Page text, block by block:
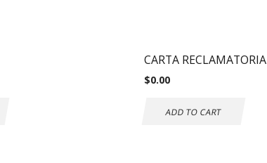
CARTA RECLAMATORIA
$0.00
ADD TO CART